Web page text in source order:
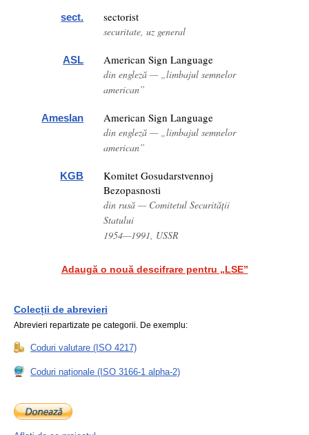
sect. sectorist
securitate, uz general
ASL American Sign Language
din engleză — „limbajul semnelor
american”
Ameslan American Sign Language
din engleză — „limbajul semnelor
american”
KGB
Komitet Gosudarstvennoj
Bezopasnosti
din rusă — Comitetul Securității
Statului
1954—1991, USSR
Adaugă o nouă descifrare pentru „LSE”
Colecții de abrevieri
Abrevieri repartizate pe categorii. De exemplu:
Coduri valutare (ISO 4217)
Coduri naționale (ISO 3166-1 alpha-2)